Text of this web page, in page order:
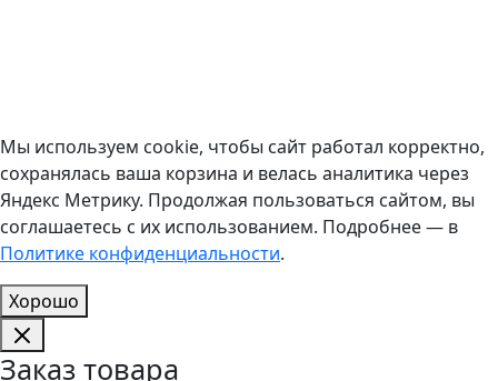
Мы используем cookie, чтобы сайт работал корректно,
сохранялась ваша корзина и велась аналитика через
Яндекс Метрику. Продолжая пользоваться сайтом, вы
соглашаетесь с их использованием. Подробнее — в
Политике конфиденциальности.
Хорошо
Заказ товара